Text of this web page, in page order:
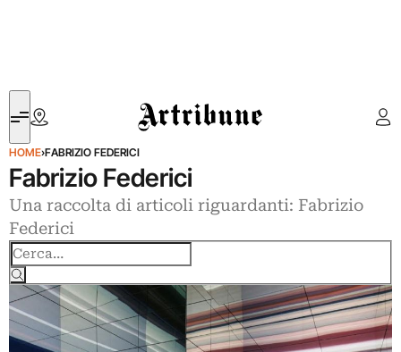
Artribune
HOME›FABRIZIO FEDERICI
Fabrizio Federici
Una raccolta di articoli riguardanti: Fabrizio
Federici
Cerca